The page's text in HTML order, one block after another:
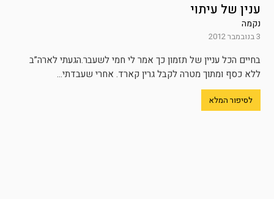
ענין של עיתוי
נקמה
3 בנובמבר 2012
בחיים הכל עניין של תזמון כך אמר לי חמי לשעבר.הגעתי לארה”ב
ללא כסף ומתוך מטרה לקבל גרין קארד. אחרי שעבדתי...
לסיפור המלא